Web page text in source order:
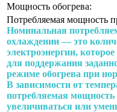
Мощность обогрева:
Потребляемая мощность
Номинальная
охлаждении — это
электроэнергии,
для поддержания
режиме обогрева при
В зависимости от
потребляемая
увеличиваться или